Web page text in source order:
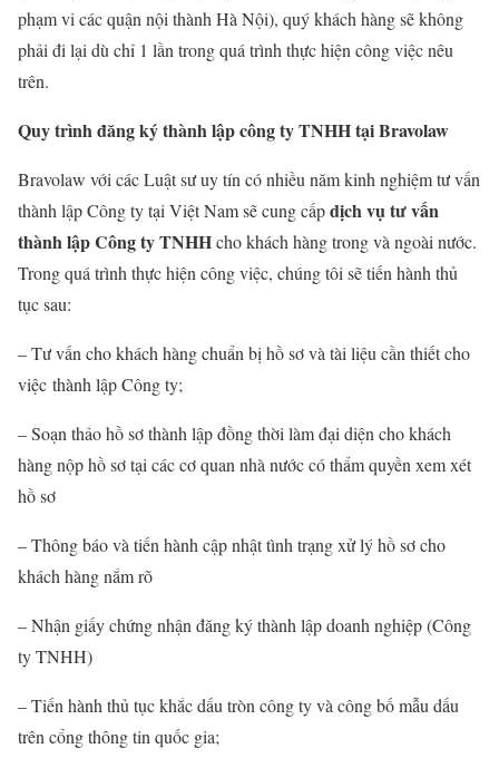
phạm vi các quận nội thành Hà Nội), quý khách hàng sẽ không
phải đi lại dù chỉ 1 lần trong quá trình thực hiện công việc nêu
trên.
Quy trình đăng ký thành lập công ty TNHH tại Bravolaw
Bravolaw với các Luật sư uy tín có nhiều năm kinh nghiệm tư vấn
thành lập Công ty tại Việt Nam sẽ cung cấpdịch vụ tư vấn
thành lập Công ty TNHHcho khách hàng trong và ngoài nước.
Trong quá trình thực hiện công việc, chúng tôi sẽ tiến hành thủ
tục sau:
– Tư vấn cho khách hàng chuẩn bị hồ sơ và tài liệu cần thiết cho
việc thành lập Công ty;
– Soạn thảo hồ sơ thành lập đồng thời làm đại diện cho khách
hàng nộp hồ sơ tại các cơ quan nhà nước có thẩm quyền xem xét
hồ sơ
– Thông báo và tiến hành cập nhật tình trạng xử lý hồ sơ cho
khách hàng nắm rõ
– Nhận giấy chứng nhận đăng ký thành lập doanh nghiệp (Công
ty TNHH)
– Tiến hành thủ tục khắc dấu tròn công ty và công bố mẫu dấu
trên cổng thông tin quốc gia;